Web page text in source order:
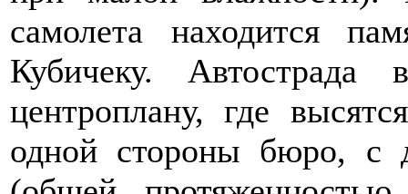
самолета находится
Кубичеку.
центроплану, где
одной стороны бюро, с